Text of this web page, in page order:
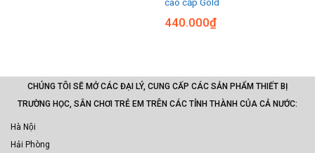
440.000₫
CHÚNG TÔI SẼ MỞ CÁC ĐẠI LÝ, CUNG CẤP CÁC SẢN PHẨM THIẾT BỊ
TRƯỜNG HỌC, SÂN CHƠI TRẺ EM TRÊN CÁC TỈNH THÀNH CỦA CẢ NƯỚC:
Hà Nội
Hải Phòng